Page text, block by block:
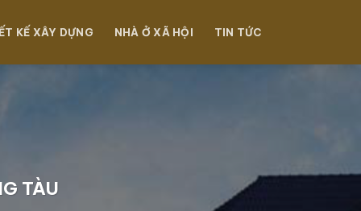
KẾ XÂY DỰNG NHÀ Ở XÃ HỘI TIN TỨC
TÀU